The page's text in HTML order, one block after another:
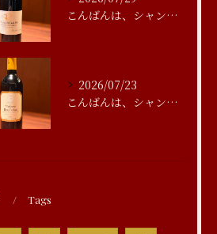
こんばんは、シャンブルアスリール清水です
2026/07/23
こんばんは、シャンブルアスリール清水です
Tags